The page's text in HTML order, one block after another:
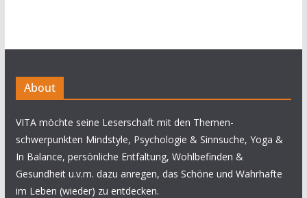
About
VITA möchte seine Leserschaft mit den Themen-
schwerpunkten Mindstyle, Psychologie & Sinnsuche, Yoga &
In Balance, persönliche Entfaltung, Wohlbefinden &
Gesundheit u.v.m. dazu anregen, das Schöne und Wahrhafte
im Leben (wieder) zu entdecken.